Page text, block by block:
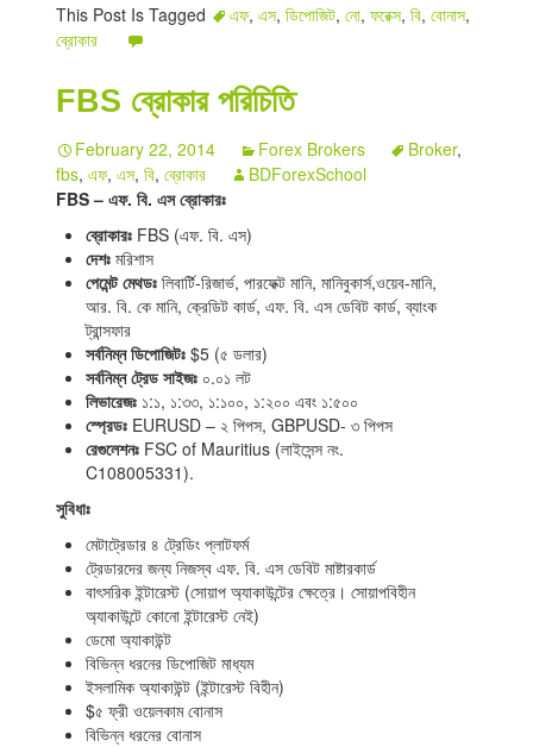
This Post Is Tagged
এফ,এস,ডিপোজিট,নো,ফরেক্স,বি,বোনাস,
ব্রোকার
FBS ব্রোকার পরিচিতি
February 22, 2014 Forex Brokers Broker,
fbs,এফ,এস,বি,ব্রোকার
BDForexSchool
FBS – এফ. বি. এস ব্রোকারঃ
ব্রোকারঃ FBS (এফ. বি. এস)
দেশঃ মরিশাস
পেমেন্ট মেথডঃ লিবার্টি-রিজার্ভ, পারফেক্ট মানি, মানিবুকার্স,ওয়েব-মানি,
আর. বি. কে মানি, ক্রেডিট কার্ড, এফ. বি. এস ডেবিট কার্ড, ব্যাংক
ট্রান্সফার
সর্বনিম্ন ডিপোজিটঃ $5 (৫ ডলার)
সর্বনিম্ন ট্রেড সাইজঃ ০.০১ লট
লিভারেজঃ ১:১, ১:৩৩, ১:১০০, ১:২০০ এবং ১:৫০০
স্প্রেডঃ EURUSD – ২ পিপস, GBPUSD- ৩ পিপস
রেগুলেশনঃ FSC of Mauritius (লাইসেন্স নং.
C108005331).
সুবিধাঃ
মেটাট্রেডার ৪ ট্রেডিং প্লাটফর্ম
ট্রেডারদের জন্য নিজস্ব এফ. বি. এস ডেবিট মাষ্টারকার্ড
বাৎসরিক ইন্টারেস্ট (সোয়াপ অ্যাকাউন্টের ক্ষেত্রে। সোয়াপবিহীন
অ্যাকাউন্টে কোনো ইন্টারেস্ট নেই)
ডেমো অ্যাকাউন্ট
বিভিন্ন ধরনের ডিপোজিট মাধ্যম
ইসলামিক অ্যাকাউন্ট (ইন্টারেস্ট বিহীন)
$৫ ফ্রী ওয়েলকাম বোনাস
বিভিন্ন ধরনের বোনাস